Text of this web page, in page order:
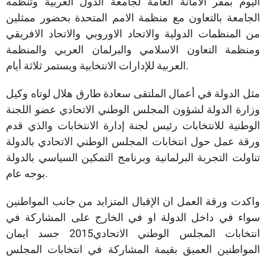
الجامعة بالتعاون مع منظمة الامم المتحدة بحضور ممثلين
من المنظمات الدولية والاتحاد الاوروبي والاتحاد الافريقي
ومنظمة التعاون الاسلامي والبرلمان العربي والمنظمة
العربية للإدارات الانتخابية ويستمر ثلاثة أيام.
مثل الدولة في أعمال الملتقى سعادة طارق هلال لوتاه وكيل
وزارة الدولة لشؤون المجلس الوطني الاتحادي عضو اللجنة
الوطنية للانتخابات رئيس لجنة إدارة الانتخابات والذي قدم
ورقة عمل حول انتخابات المجلس الوطني الاتحادي بالدولة
تناولت التجربة البرلمانية وبرنامج التمكين السياسي بالدولة
بوجه عام.
واكدت ورقة العمل ان الإقبال المتزايد من جانب المواطنين
سواء في داخل الدولة او في الخارج على المشاركة في
انتخابات المجلس الوطني الاتحادي2015 جسد ايمان
المواطنين العميق بقيمة المشاركة في انتخابات المجلس